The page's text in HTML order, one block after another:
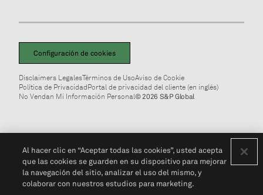
Configuración de cookies
Disclaimers LegalesTérminos de UsoAviso de Cookie
Política de PrivacidadPortal de privacidad del cliente (en inglés)
No Vendan Mi Información Personal© 2026 S&P Global
Al hacer clic en “Aceptar todas las cookies”, usted acepta
que las cookies se guarden en su dispositivo para mejorar
la navegación del sitio, analizar el uso del mismo, y
colaborar con nuestros estudios para marketing.